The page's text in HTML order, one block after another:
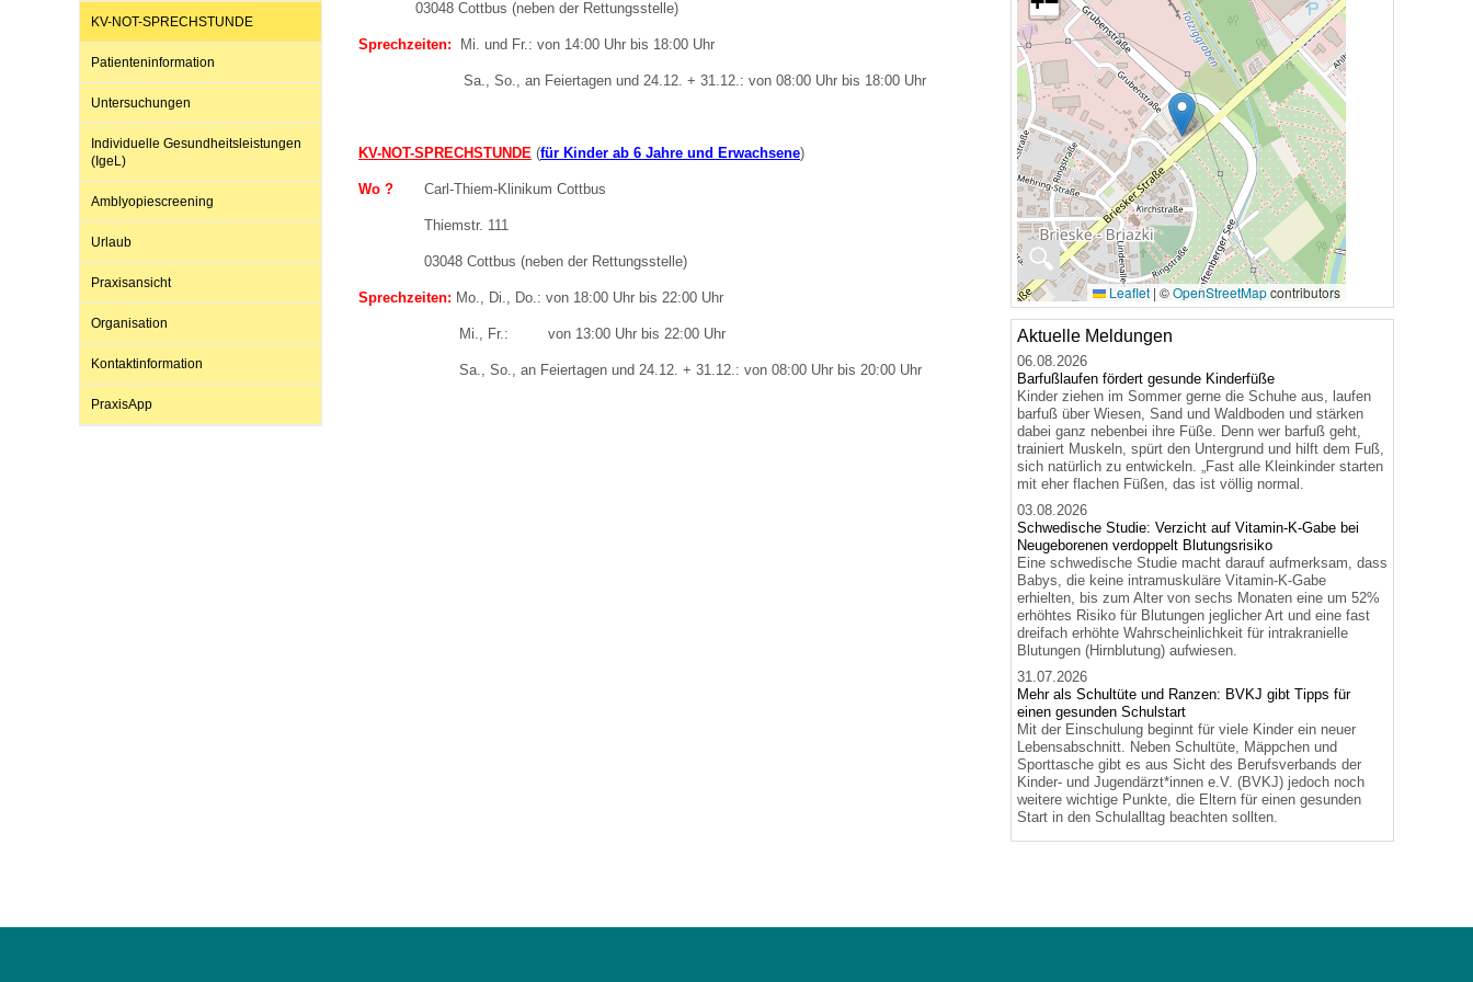
KV-NOT-SPRECHSTUNDE
Patienteninformation
Untersuchungen
Individuelle Gesundheitsleistungen
(IgeL)
Amblyopiescreening
Urlaub
Praxisansicht
Organisation
Kontaktinformation
PraxisApp
03048 Cottbus (neben der Rettungsstelle)
Sprechzeiten: Mi. und Fr.: von 14:00 Uhr bis 18:00 Uhr
Sa., So., an Feiertagen und 24.12. + 31.12.: von 08:00 Uhr bis 18:00 Uhr
KV-NOT-SPRECHSTUNDE (für Kinder ab 6 Jahre und Erwachsene)
Wo ? Carl-Thiem-Klinikum Cottbus
Thiemstr. 111
03048 Cottbus (neben der Rettungsstelle)
Sprechzeiten: Mo., Di., Do.: von 18:00 Uhr bis 22:00 Uhr
Mi., Fr.: von 13:00 Uhr bis 22:00 Uhr
Sa., So., an Feiertagen und 24.12. + 31.12.: von 08:00 Uhr bis 20:00 Uhr
🔍
Leaflet | ©OpenStreetMapcontributors
Aktuelle Meldungen
06.08.2026
Barfußlaufen fördert gesunde Kinderfüße
Kinder ziehen im Sommer gerne die Schuhe aus, laufen
barfuß über Wiesen, Sand und Waldboden und stärken
dabei ganz nebenbei ihre Füße. Denn wer barfuß geht,
trainiert Muskeln, spürt den Untergrund und hilft dem Fuß,
sich natürlich zu entwickeln. „Fast alle Kleinkinder starten
mit eher flachen Füßen, das ist völlig normal.
03.08.2026
Schwedische Studie: Verzicht auf Vitamin-K-Gabe bei
Neugeborenen verdoppelt Blutungsrisiko
Eine schwedische Studie macht darauf aufmerksam, dass
Babys, die keine intramuskuläre Vitamin-K-Gabe
erhielten, bis zum Alter von sechs Monaten eine um 52%
erhöhtes Risiko für Blutungen jeglicher Art und eine fast
dreifach erhöhte Wahrscheinlichkeit für intrakranielle
Blutungen (Hirnblutung) aufwiesen.
31.07.2026
Mehr als Schultüte und Ranzen: BVKJ gibt Tipps für
einen gesunden Schulstart
Mit der Einschulung beginnt für viele Kinder ein neuer
Lebensabschnitt. Neben Schultüte, Mäppchen und
Sporttasche gibt es aus Sicht des Berufsverbands der
Kinder- und Jugendärzt*innen e.V. (BVKJ) jedoch noch
weitere wichtige Punkte, die Eltern für einen gesunden
Start in den Schulalltag beachten sollten.